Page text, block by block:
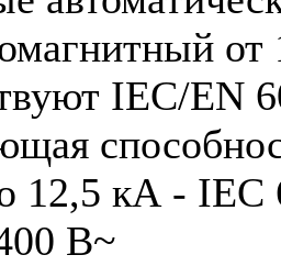
IEC/EN
12,5 кА - IEC
В~